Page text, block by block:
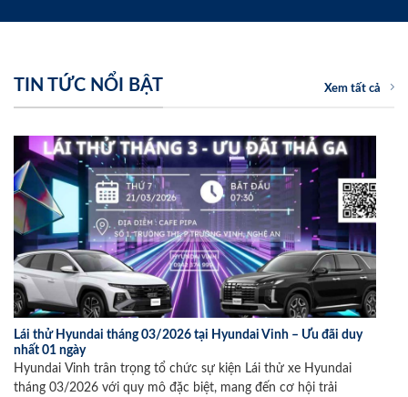
TIN TỨC NỔI BẬT Xem tất cả
Lái thử Hyundai tháng 03/2026 tại Hyundai Vinh – Ưu đãi duy
nhất 01 ngày
Hyundai Vinh trân trọng tổ chức sự kiện Lái thử xe Hyundai
tháng 03/2026 với quy mô đặc biệt, mang đến cơ hội trải